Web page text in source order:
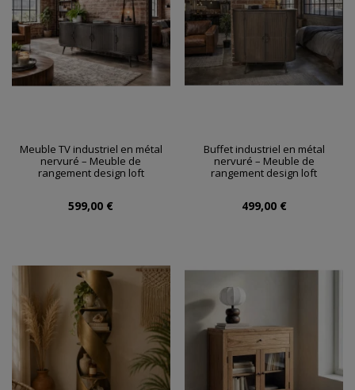
Meuble TV industriel en métal
nervuré – Meuble de
rangement design loft
599,00 €
Buffet industriel en métal
nervuré – Meuble de
rangement design loft
499,00 €